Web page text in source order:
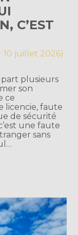
C’EST
10 juillet 2026)
part plusieurs
son
ce
licencie, faute
de sécurité
une faute
sans